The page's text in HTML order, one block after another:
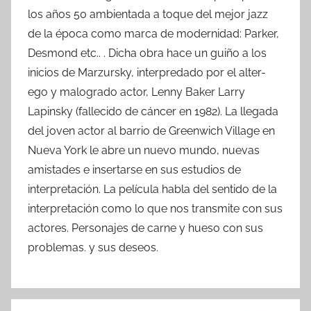
los años 50 ambientada a toque del mejor jazz
de la época como marca de modernidad: Parker,
Desmond etc.. . Dicha obra hace un guiño a los
inicios de Marzursky, interpredado por el alter-
ego y malogrado actor, Lenny Baker Larry
Lapinsky (fallecido de cáncer en 1982). La llegada
del joven actor al barrio de Greenwich Village en
Nueva York le abre un nuevo mundo, nuevas
amistades e insertarse en sus estudios de
interpretación. La película habla del sentido de la
interpretación como lo que nos transmite con sus
actores. Personajes de carne y hueso con sus
problemas. y sus deseos.